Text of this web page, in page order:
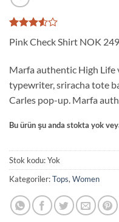
2
müşteri
puanına
5
üzerinden
3.5
puan
aldı
Pink Check Shirt NOK
Marfa authentic High
typewriter, sriracha tote
Carles pop-up. Marfa
Bu ürün şu anda stokta yok
Stok kodu:Yok
Kategoriler:Tops, Women